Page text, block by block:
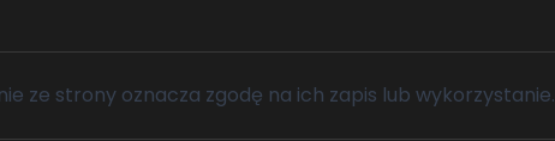
ze strony oznacza zgodę na ich zapis lub wykorzystanie.